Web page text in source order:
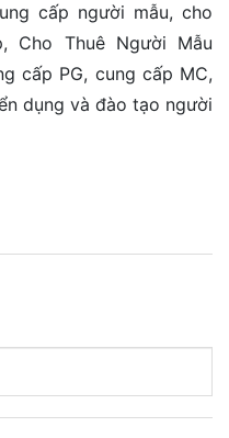
cấp người mẫu, cho
Cho Thuê Người Mẫu
cấp PG, cung cấp MC,
dụng và đào tạo người